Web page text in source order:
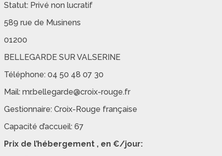
Statut: Privé non lucratif
589 rue de Musinens
01200
BELLEGARDE SUR VALSERINE
Téléphone: 04 50 48 07 30
Mail: mr.bellegarde@croix-rouge.fr
Gestionnaire: Croix-Rouge française
Capacité d’accueil: 67
Prix de l’hébergement , en €/jour: